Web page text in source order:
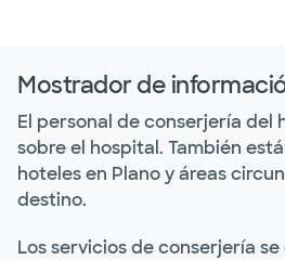
Mostrador de
El personal de conserjería
sobre el hospital. También
hoteles en Plano y áreas
destino.
Los servicios de conserjería